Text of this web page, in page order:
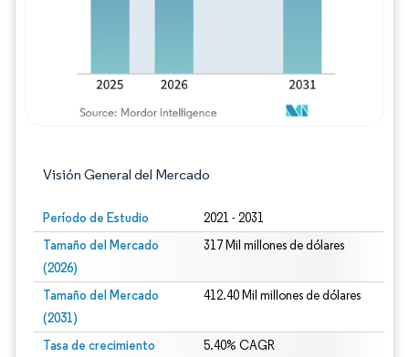
Visión General del Mercado
Período de Estudio 2021 - 2031
Tamaño del Mercado
(2026)
317 Mil millones de dólares
Tamaño del Mercado
(2031)
412.40 Mil millones de dólares
Tasa de crecimiento
5.40% CAGR